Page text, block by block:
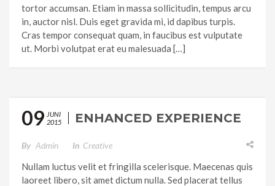
tortor accumsan. Etiam in massa sollicitudin, tempus arcu
in, auctor nisl. Duis eget gravida mi, id dapibus turpis.
Cras tempor consequat quam, in faucibus est vulputate
ut. Morbi volutpat erat eu malesuada […]
09 JUNI
2015
ENHANCED EXPERIENCE
By Admin In Creative
Nullam luctus velit et fringilla scelerisque. Maecenas quis
laoreet libero, sit amet dictum nulla. Sed placerat tellus